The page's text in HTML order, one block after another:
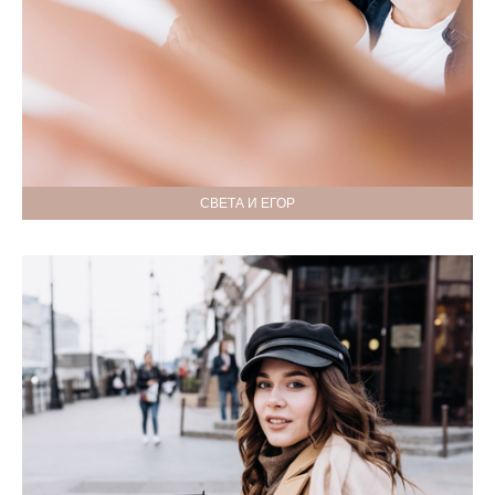
СВЕТА И ЕГОР